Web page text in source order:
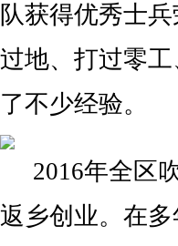
队获得优秀士
过地、打过零
了不少经验。
2016年全区
返乡创业。在